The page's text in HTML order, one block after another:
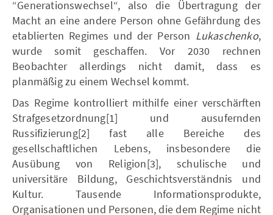
“Generationswechsel“, also die Übertragung der
Macht an eine andere Person ohne Gefährdung des
etablierten Regimes und der Person Lukaschenko,
wurde somit geschaffen. Vor 2030 rechnen
Beobachter allerdings nicht damit, dass es
planmäßig zu einem Wechsel kommt.
Das Regime kontrolliert mithilfe einer verschärften
Strafgesetzordnung[1] und ausufernden
Russifizierung[2] fast alle Bereiche des
gesellschaftlichen Lebens, insbesondere die
Ausübung von Religion[3], schulische und
universitäre Bildung, Geschichtsverständnis und
Kultur. Tausende Informationsprodukte,
Organisationen und Personen, die dem Regime nicht